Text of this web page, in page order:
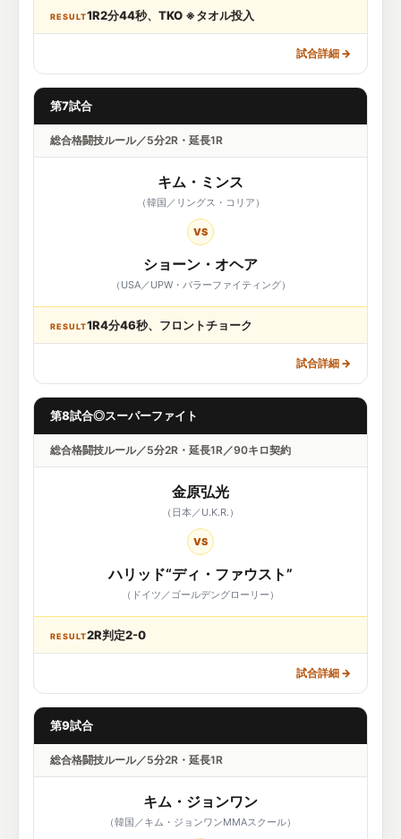
RESULT1R2分44秒、TKO ※タオル投入
試合詳細 →
第7試合
総合格闘技ルール／5分2R・延長1R
キム・ミンス
（韓国／リングス・コリア）
VS
ショーン・オヘア
（USA／UPW・バラーファイティング）
RESULT1R4分46秒、フロントチョーク
試合詳細 →
第8試合◎スーパーファイト
総合格闘技ルール／5分2R・延長1R／90キロ契約
金原弘光
（日本／U.K.R.）
VS
ハリッド“ディ・ファウスト”
（ドイツ／ゴールデングローリー）
RESULT2R判定2-0
試合詳細 →
第9試合
総合格闘技ルール／5分2R・延長1R
キム・ジョンワン
（韓国／キム・ジョンワンMMAスクール）